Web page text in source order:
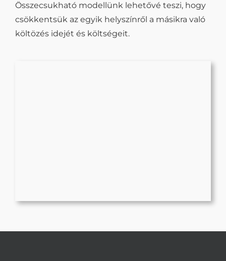
Összecsukható modellünk lehetővé teszi, hogy
csökkentsük az egyik helyszínről a másikra való
költözés idejét és költségeit.